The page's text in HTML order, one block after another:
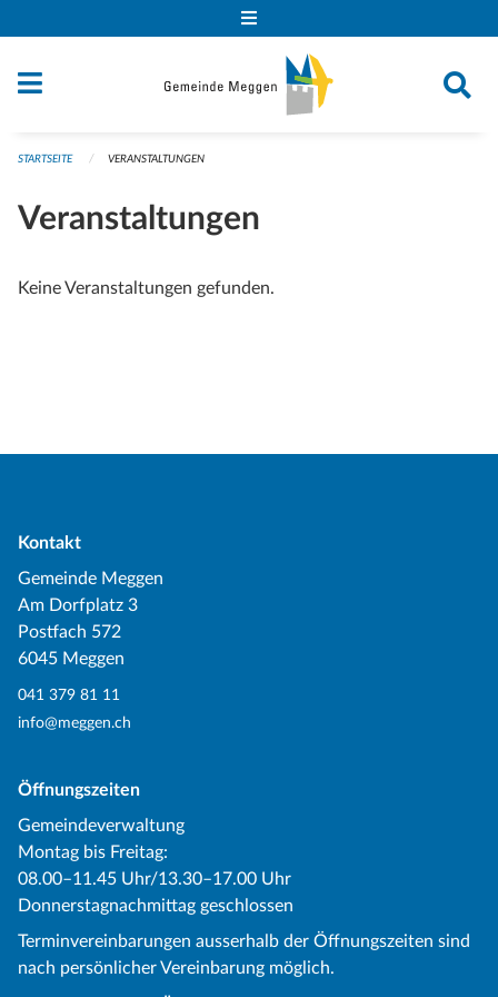
STARTSEITE VERANSTALTUNGEN
Veranstaltungen
Keine Veranstaltungen gefunden.
Kontakt
Gemeinde Meggen
Am Dorfplatz 3
Postfach 572
6045 Meggen
041 379 81 11
info@meggen.ch
Öffnungszeiten
Gemeindeverwaltung
Montag bis Freitag:
08.00–11.45 Uhr/13.30–17.00 Uhr
Donnerstagnachmittag geschlossen
Terminvereinbarungen ausserhalb der Öffnungszeiten sind
nach persönlicher Vereinbarung möglich.